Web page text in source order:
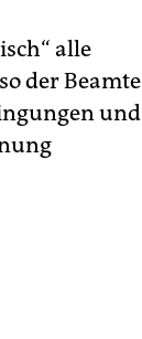
alle
der Beamte
und